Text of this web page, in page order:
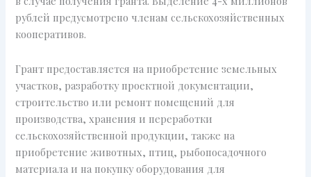
рублей предусмотрено членам сельскохозяйственных
кооперативов.
Грант предоставляется на приобретение земельных
участков, разработку проектной документации,
строительство или ремонт помещений для
производства, хранения и переработки
сельскохозяйственной продукции, также на
приобретение животных, птиц, рыбопосадочного
материала и на покупку оборудования для